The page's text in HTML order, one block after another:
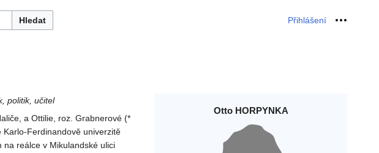
Hledat Přihlášení Osobní
Otto HORPYNKA
politik, učitel
a Ottilie, roz. Grabnerové (*
Ferdinandově univerzitě
reálce v Mikulandské ulici